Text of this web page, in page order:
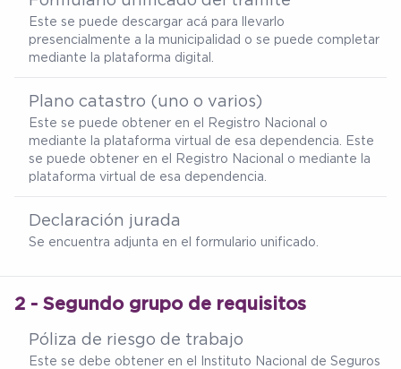
Este se puede descargar acá para llevarlo
presencialmente a la municipalidad o se puede completar
mediante la plataforma digital.
Plano catastro (uno o varios)
Este se puede obtener en el Registro Nacional o
mediante la plataforma virtual de esa dependencia. Este
se puede obtener en el Registro Nacional o mediante la
plataforma virtual de esa dependencia.
Declaración jurada
Se encuentra adjunta en el formulario unificado.
2 - Segundo grupo de requisitos
Póliza de riesgo de trabajo
Este se debe obtener en el Instituto Nacional de Seguros